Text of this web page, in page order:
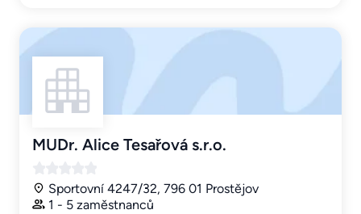
MUDr. Alice Tesařová s.r.o.
Sportovní 4247/32, 796 01 Prostějov
1 - 5 zaměstnanců